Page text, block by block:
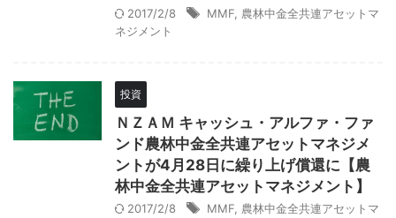
2017/2/8 MMF 農林中金全共連アセットマ
ネジメント
投資
ＮＺＡＭ キャッシュ・アルファ・ファ
ンド農林中金全共連アセットマネジメ
ントが4月28日に繰り上げ償還に【農
林中金全共連アセットマネジメント】
2017/2/8 MMF 農林中金全共連アセットマ